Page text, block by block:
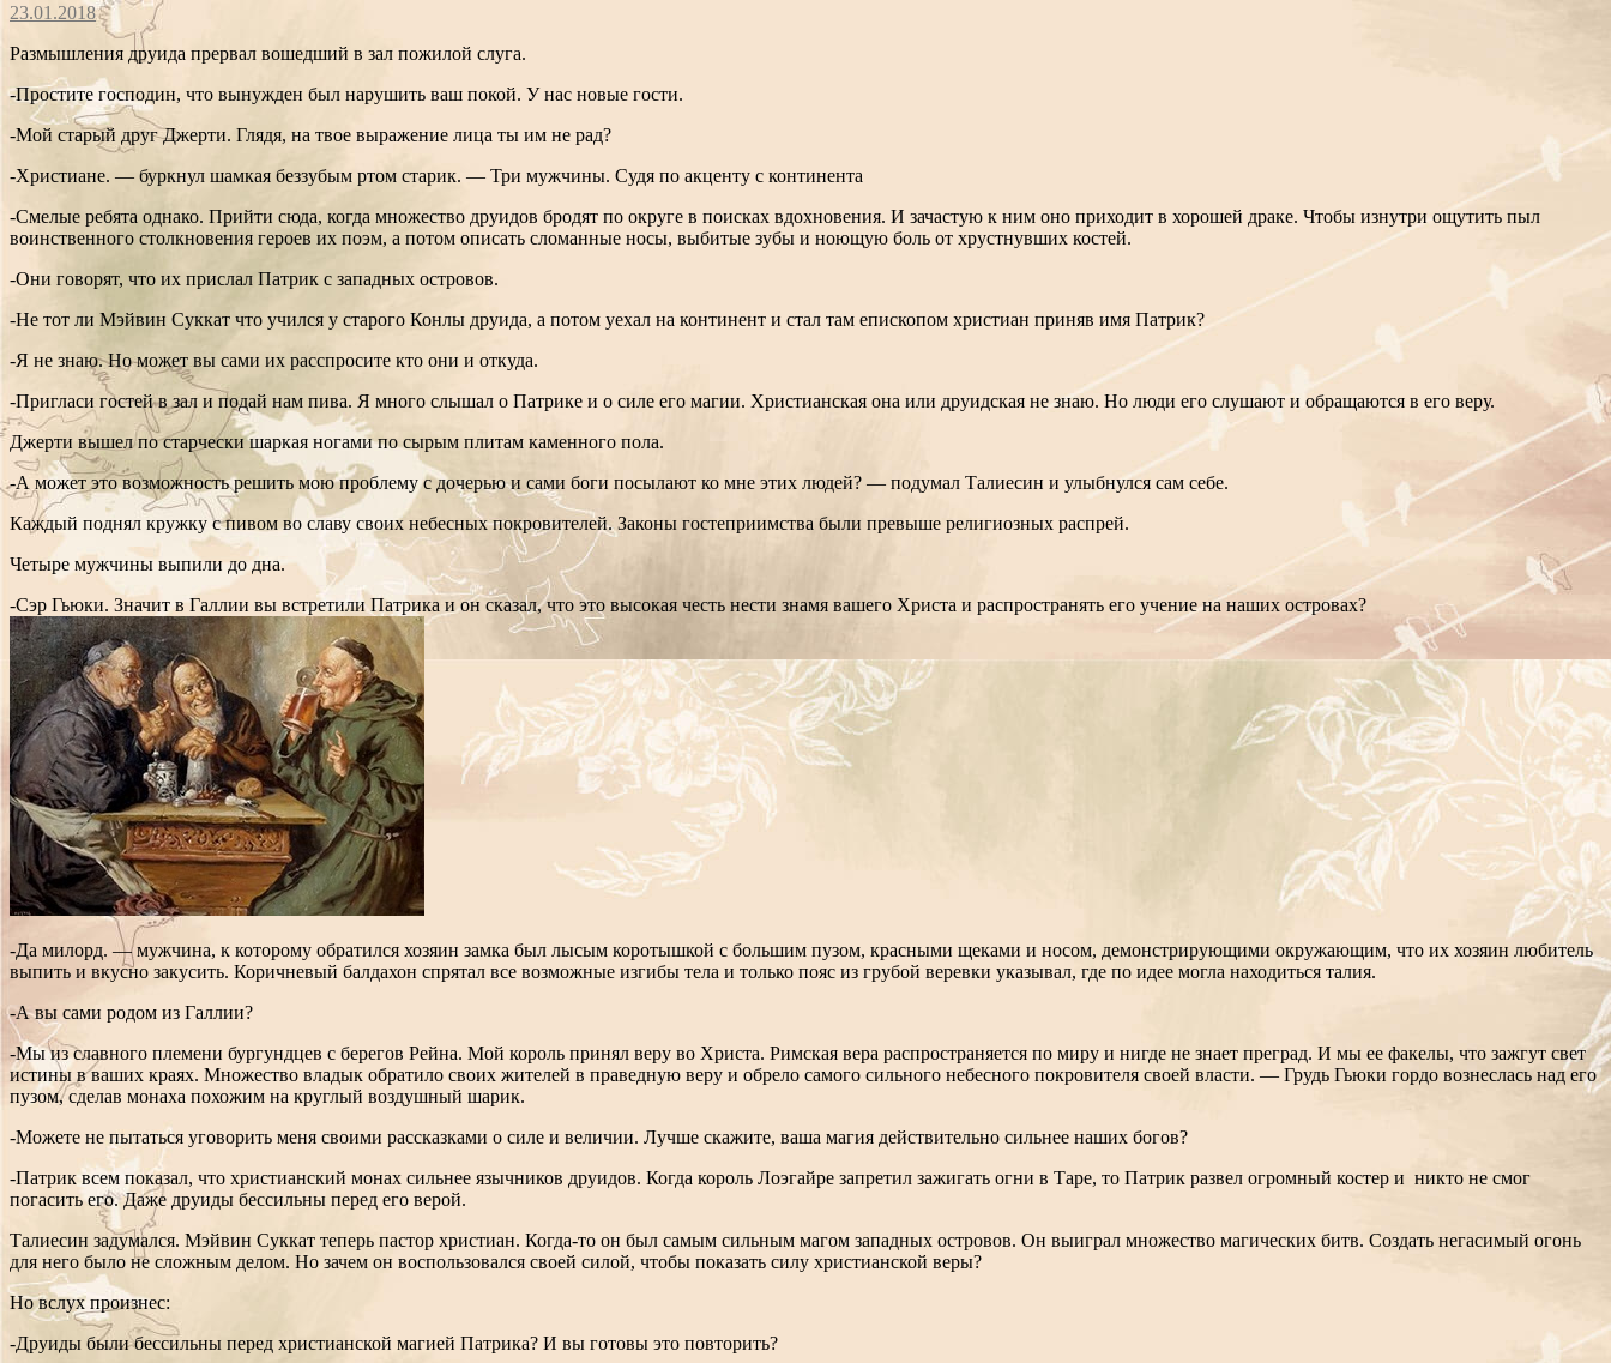
23.01.2018
Размышления друида прервал вошедший в зал пожилой слуга.
-Простите господин, что вынужден был нарушить ваш покой. У нас новые гости.
-Мой старый друг Джерти. Глядя, на твое выражение лица ты им не рад?
-Христиане. — буркнул шамкая беззубым ртом старик. — Три мужчины. Судя по акценту с континента
-Смелые ребята однако. Прийти сюда, когда множество друидов бродят по округе в поисках вдохновения. И зачастую к ним оно приходит в хорошей драке. Чтобы изнутри ощутить пыл
воинственного столкновения героев их поэм, а потом описать сломанные носы, выбитые зубы и ноющую боль от хрустнувших костей.
-Они говорят, что их прислал Патрик с западных островов.
-Не тот ли Мэйвин Суккат что учился у старого Конлы друида, а потом уехал на континент и стал там епископом христиан приняв имя Патрик?
-Я не знаю. Но может вы сами их расспросите кто они и откуда.
-Пригласи гостей в зал и подай нам пива. Я много слышал о Патрике и о силе его магии. Христианская она или друидская не знаю. Но люди его слушают и обращаются в его веру.
Джерти вышел по старчески шаркая ногами по сырым плитам каменного пола.
-А может это возможность решить мою проблему с дочерью и сами боги посылают ко мне этих людей? — подумал Талиесин и улыбнулся сам себе.
Каждый поднял кружку с пивом во славу своих небесных покровителей. Законы гостеприимства были превыше религиозных распрей.
Четыре мужчины выпили до дна.
-Сэр Гьюки. Значит в Галлии вы встретили Патрика и он сказал, что это высокая честь нести знамя вашего Христа и распространять его учение на наших островах?
-Да милорд. — мужчина, к которому обратился хозяин замка был лысым коротышкой с большим пузом, красными щеками и носом, демонстрирующими окружающим, что их хозяин любитель
выпить и вкусно закусить. Коричневый балдахон спрятал все возможные изгибы тела и только пояс из грубой веревки указывал, где по идее могла находиться талия.
-А вы сами родом из Галлии?
-Мы из славного племени бургундцев с берегов Рейна. Мой король принял веру во Христа. Римская вера распространяется по миру и нигде не знает преград. И мы ее факелы, что зажгут свет
истины в ваших краях. Множество владык обратило своих жителей в праведную веру и обрело самого сильного небесного покровителя своей власти. — Грудь Гьюки гордо вознеслась над его
пузом, сделав монаха похожим на круглый воздушный шарик.
-Можете не пытаться уговорить меня своими рассказками о силе и величии. Лучше скажите, ваша магия действительно сильнее наших богов?
-Патрик всем показал, что христианский монах сильнее язычников друидов. Когда король Лоэгайре запретил зажигать огни в Таре, то Патрик развел огромный костер и никто не смог
погасить его. Даже друиды бессильны перед его верой.
Талиесин задумался. Мэйвин Суккат теперь пастор христиан. Когда-то он был самым сильным магом западных островов. Он выиграл множество магических битв. Создать негасимый огонь
для него было не сложным делом. Но зачем он воспользовался своей силой, чтобы показать силу христианской веры?
Но вслух произнес:
-Друиды были бессильны перед христианской магией Патрика? И вы готовы это повторить?